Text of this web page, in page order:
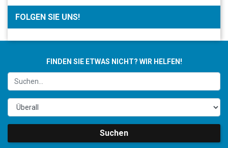
FOLGEN SIE UNS!
FINDEN SIE ETWAS NICHT? WIR HELFEN!
Suchen